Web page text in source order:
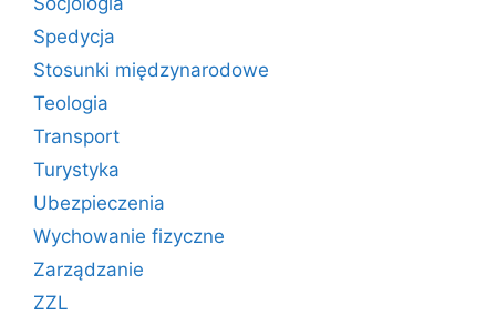
Spedycja
Stosunki międzynarodowe
Teologia
Transport
Turystyka
Ubezpieczenia
Wychowanie fizyczne
Zarządzanie
ZZL